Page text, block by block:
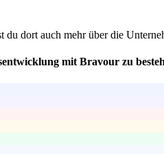
dort auch mehr über die
mit Bravour zu